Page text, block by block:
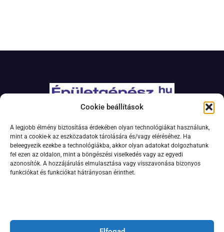
Cookie beállítások
A legjobb élmény biztosítása érdekében olyan technológiákat használunk,
mint a cookie-k az eszközadatok tárolására és/vagy eléréséhez. Ha
beleegyezik ezekbe a technológiákba, akkor olyan adatokat dolgozhatunk
fel ezen az oldalon, mint a böngészési viselkedés vagy az egyedi
azonosítók. A hozzájárulás elmulasztása vagy visszavonása bizonyos
funkciókat és funkciókat hátrányosan érinthet.
Adatkezelési szabályzat
Jogi nyilatkozat
Kapcsolat
Impresszum